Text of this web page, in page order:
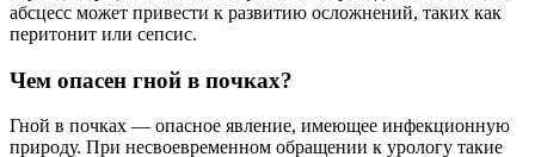
абсцесс может привести к развитию осложнений, таких как
перитонит или сепсис.
Чем опасен гной в почках?
Гной в почках — опасное явление, имеющее инфекционную
природу. При несвоевременном обращении к урологу такие